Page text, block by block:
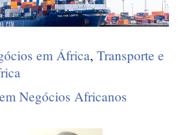
em África, Transporte e
Negócios Africanos